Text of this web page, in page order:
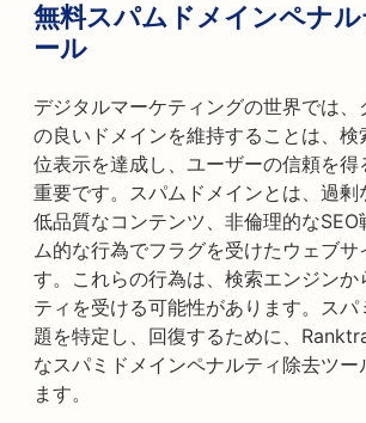
無料スパムドメインペナ
ール
デジタルマーケティングの世界では、
の良いドメインを維持することは、検
位表示を達成し、ユーザーの信頼を得
重要です。スパムドメインとは、過剰
低品質なコンテンツ、非倫理的な
ム的な行為でフラグを受けたウェブサ
す。これらの行為は、検索エンジンか
ティを受ける可能性があります。スパ
題を特定し、回復するために、
なスパミドメインペナルティ除去ツー
ます。